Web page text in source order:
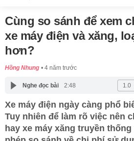
Cùng so sánh để xem
xe máy điện và xăng,
hơn?
Hồng Nhung 4 năm trước
Nghe đọc bài 2:48
Xe máy điện ngày càng phổ
Tuy nhiên để làm rõ việc nên
hay xe máy xăng truyền